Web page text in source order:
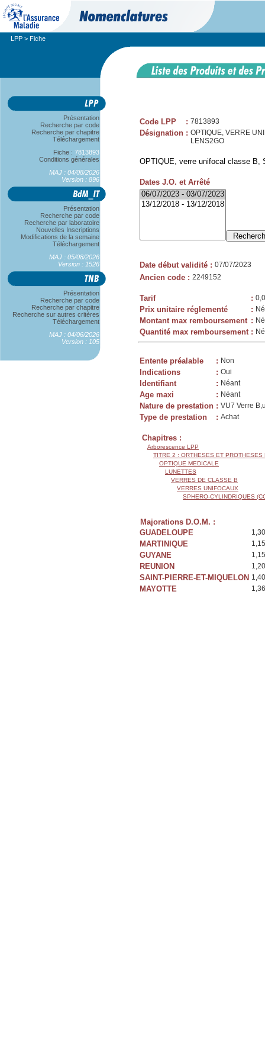
LPP > Fiche
Présentation
Recherche par code
Recherche par chapitre
Téléchargement
Fiche : 7813893
Conditions générales
MAJ : 04/08/2026
Version : 896
Présentation
Recherche par code
Recherche par laboratoire
Nouvelles Inscriptions
Modifications de la semaine
Téléchargement
MAJ : 05/08/2026
Version : 1526
Présentation
Recherche par code
Recherche par chapitre
Recherche sur autres critères
Téléchargement
MAJ : 04/06/2026
Version : 105
Code LPP : 7813893
Désignation : OPTIQUE, VERRE
LENS2GO
OPTIQUE, verre unifocal classe B,
Dates J.O. et Arrêté
Date début validité : 07/07/2023
Ancien code : 2249152
Tarif :
Prix unitaire réglementé :
Montant max remboursement :
Quantité max remboursement :
Entente préalable : Non
Indications : Oui
Identifiant : Néant
Age maxi : Néant
Nature de prestation : VU7 Verre
Type de prestation : Achat
Chapitres :
Arborescence LPP
TITRE 2 : ORTHESES ET PROTHESES
OPTIQUE MEDICALE
LUNETTES
VERRES DE CLASSE B
VERRES UNIFOCAUX
SPHERO-CYLINDRIQUES
Majorations D.O.M. :
GUADELOUPE
MARTINIQUE
GUYANE
REUNION
SAINT-PIERRE-ET-MIQUELON
MAYOTTE